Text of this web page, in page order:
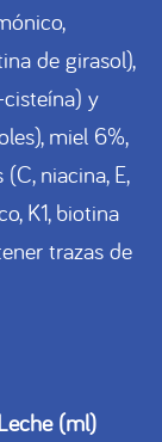
de girasol),
y
miel 6%,
niacina, E,
K1, biotina
trazas de
(ml)